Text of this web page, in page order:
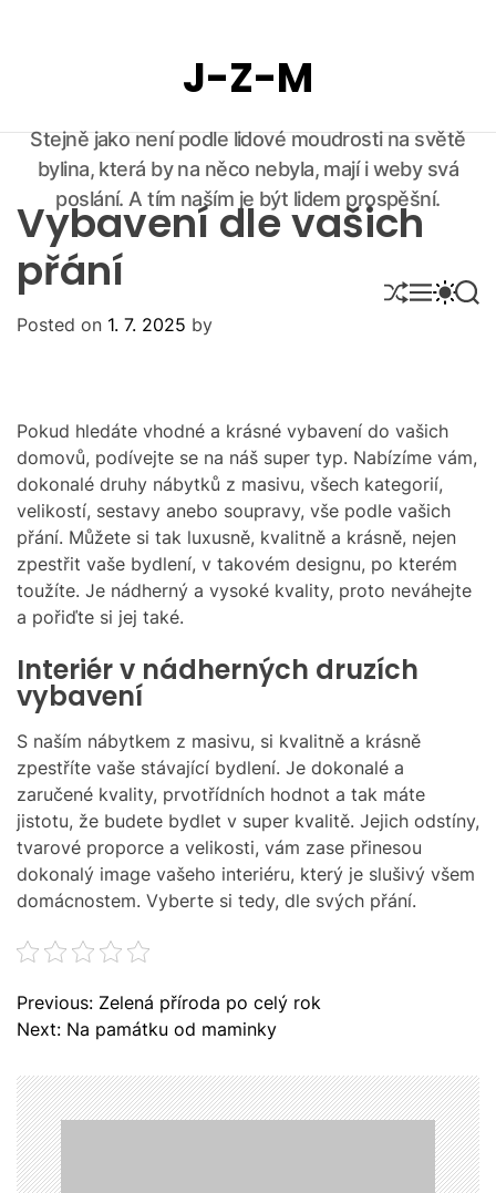
J-Z-M
Stejně jako není podle lidové moudrosti na světě
bylina, která by na něco nebyla, mají i weby svá
poslání. A tím naším je být lidem prospěšní.
S
H
M
E
S
W
O
O
R
M
O
D
E
S
E
Vybavení dle vašich
přání
Posted on 1. 7. 2025 by
Pokud hledáte vhodné a krásné vybavení do vašich
domovů, podívejte se na náš super typ. Nabízíme vám,
dokonalé druhy nábytků z masivu, všech kategorií,
velikostí, sestavy anebo soupravy, vše podle vašich
přání. Můžete si tak luxusně, kvalitně a krásně, nejen
zpestřit vaše bydlení, v takovém designu, po kterém
toužíte. Je nádherný a vysoké kvality, proto neváhejte
a pořiďte si jej také.
Interiér v nádherných druzích
vybavení
S naším nábytkem z masivu, si kvalitně a krásně
zpestříte vaše stávající bydlení. Je dokonalé a
zaručené kvality, prvotřídních hodnot a tak máte
jistotu, že budete bydlet v super kvalitě. Jejich odstíny,
tvarové proporce a velikosti, vám zase přinesou
dokonalý image vašeho interiéru, který je slušivý všem
domácnostem. Vyberte si tedy, dle svých přání.
N
a
i
g
a
c
Previous: Zelená příroda po celý rok
Next: Na památku od maminky